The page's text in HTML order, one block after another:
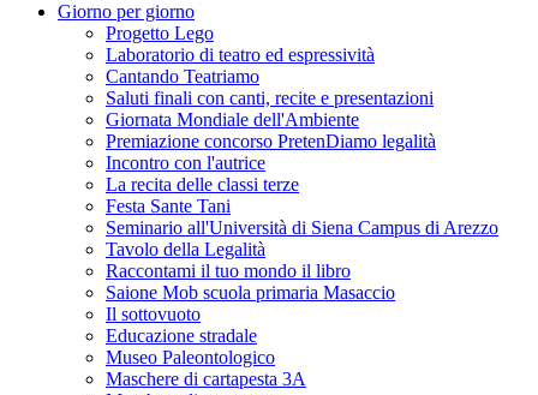
Giorno per giorno
Progetto Lego
Laboratorio di teatro ed espressività
Cantando Teatriamo
Saluti finali con canti, recite e presentazioni
Giornata Mondiale dell'Ambiente
Premiazione concorso PretenDiamo legalità
Incontro con l'autrice
La recita delle classi terze
Festa Sante Tani
Seminario all'Università di Siena Campus di Arezzo
Tavolo della Legalità
Raccontami il tuo mondo il libro
Saione Mob scuola primaria Masaccio
Il sottovuoto
Educazione stradale
Museo Paleontologico
Maschere di cartapesta 3A